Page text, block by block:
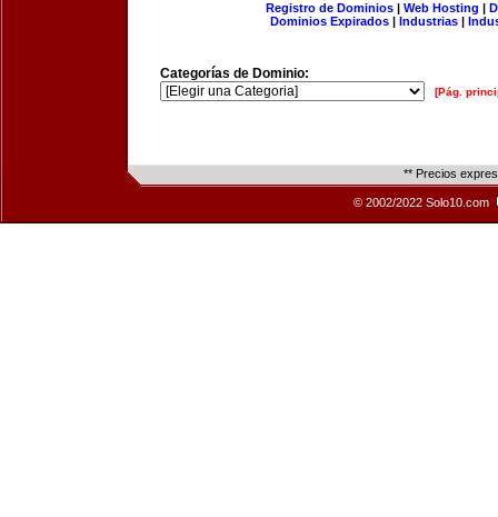
Registro de Dominios| Web Hosting |
Dominios Expirados | Industrias |
Categorías de Dominio:
[Pág.
** Precios
© 2002/2022 Solo10.com